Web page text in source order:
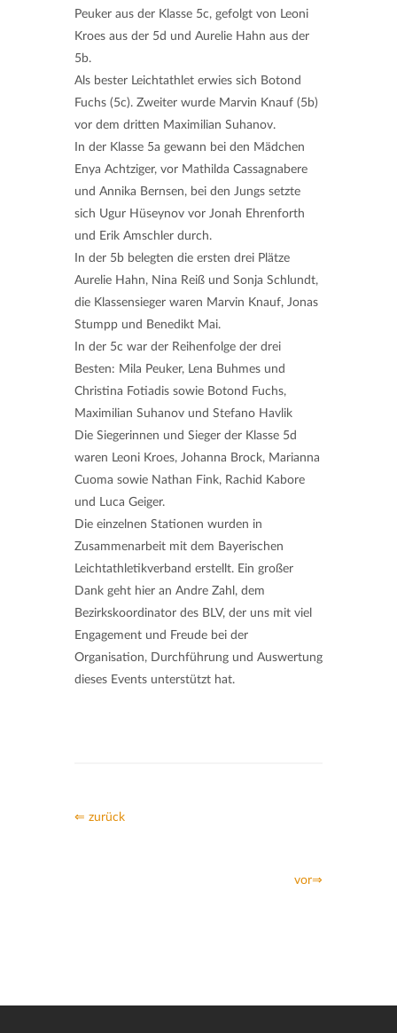
Peuker aus der Klasse 5c, gefolgt von Leoni
Kroes aus der 5d und Aurelie Hahn aus der
5b.
Als bester Leichtathlet erwies sich Botond
Fuchs (5c). Zweiter wurde Marvin Knauf (5b)
vor dem dritten Maximilian Suhanov.
In der Klasse 5a gewann bei den Mädchen
Enya Achtziger, vor Mathilda Cassagnabere
und Annika Bernsen, bei den Jungs setzte
sich Ugur Hüseynov vor Jonah Ehrenforth
und Erik Amschler durch.
In der 5b belegten die ersten drei Plätze
Aurelie Hahn, Nina Reiß und Sonja Schlundt,
die Klassensieger waren Marvin Knauf, Jonas
Stumpp und Benedikt Mai.
In der 5c war der Reihenfolge der drei
Besten: Mila Peuker, Lena Buhmes und
Christina Fotiadis sowie Botond Fuchs,
Maximilian Suhanov und Stefano Havlik
Die Siegerinnen und Sieger der Klasse 5d
waren Leoni Kroes, Johanna Brock, Marianna
Cuoma sowie Nathan Fink, Rachid Kabore
und Luca Geiger.
Die einzelnen Stationen wurden in
Zusammenarbeit mit dem Bayerischen
Leichtathletikverband erstellt. Ein großer
Dank geht hier an Andre Zahl, dem
Bezirkskoordinator des BLV, der uns mit viel
Engagement und Freude bei der
Organisation, Durchführung und Auswertung
dieses Events unterstützt hat.
⇐ zurück
vor⇒